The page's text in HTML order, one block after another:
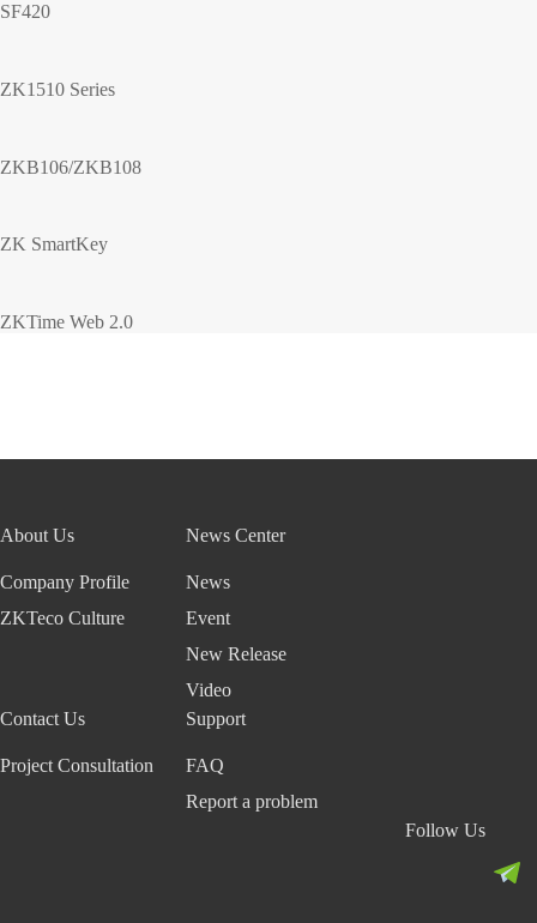
SF420
ZK1510 Series
ZKB106/ZKB108
ZK SmartKey
ZKTime Web 2.0
About Us
Company Profile
ZKTeco Culture
News Center
News
Event
New Release
Video
Contact Us
Project Consultation
Support
FAQ
Report a problem
Follow Us